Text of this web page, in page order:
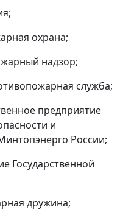
охрана;
надзор;
служба;
предприятие
и
России;
Государственной
дружина;